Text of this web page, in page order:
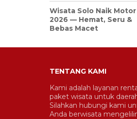
Wisata Solo Naik Motor
2026 — Hemat, Seru &
Bebas Macet
TENTANG KAMI
Kami adalah layanan
paket wisata untuk
Silahkan hubungi kami
Anda berwisata